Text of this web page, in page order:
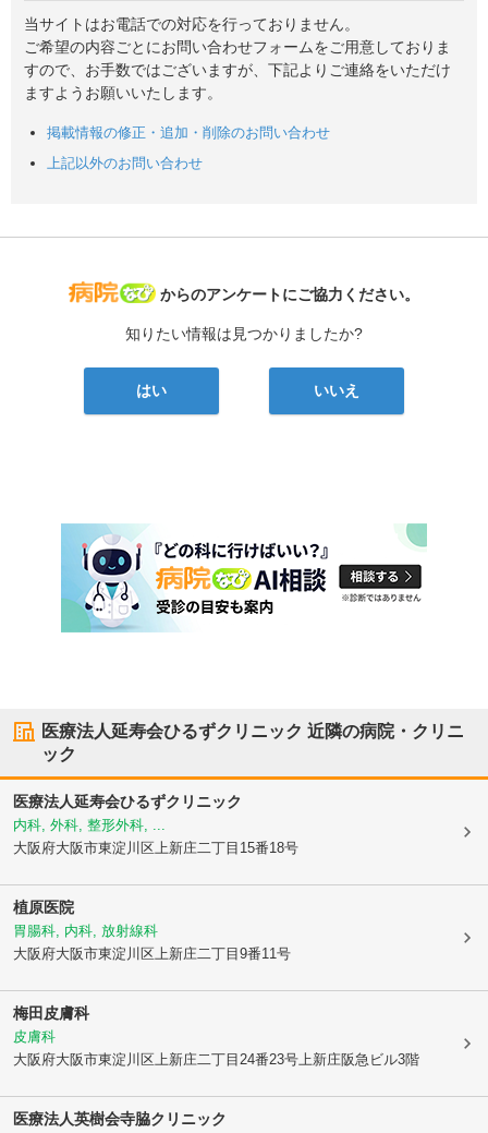
当サイトはお電話での対応を行っておりません。
ご希望の内容ごとにお問い合わせフォームをご用意しておりま
すので、お手数ではございますが、下記よりご連絡をいただけ
ますようお願いいたします。
掲載情報の修正・追加・削除のお問い合わせ
上記以外のお問い合わせ
病院なび
からのアンケートにご協力ください。
知りたい情報は見つかりましたか?
はい いいえ
医療法人延寿会ひるずクリニック 近隣の病院・クリニ
ック
医療法人延寿会ひるずクリニック
内科, 外科, 整形外科, ...
大阪府大阪市東淀川区上新庄二丁目15番18号
植原医院
胃腸科, 内科, 放射線科
大阪府大阪市東淀川区上新庄二丁目9番11号
梅田皮膚科
皮膚科
大阪府大阪市東淀川区上新庄二丁目24番23号上新庄阪急ビル3階
医療法人英樹会寺脇クリニック